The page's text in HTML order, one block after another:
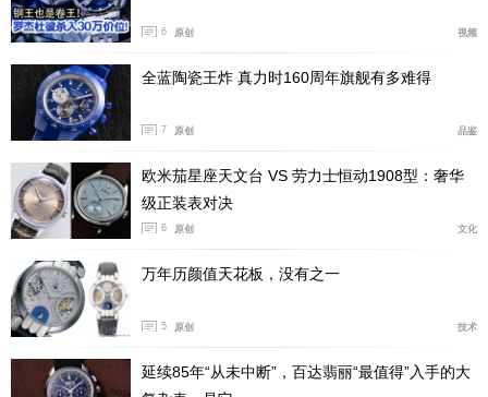
作为此次焕新的重要亮点，三款新作首次搭载高品质精
钢米兰编织链带，采用全面缎面拉丝与侧面抛光的双重工
艺处理，巧妙契合探索者风格，平衡经典韵味与现代质
感。渐缩式编织结构提供卓越的透气性与舒适度，可微调
6 原创 视频
全蓝陶瓷王炸 真力时160周年旗舰有多难得
7 原创 品鉴
欧米茄星座天文台 VS 劳力士恒动1908型：奢华
级正装表对决
6 原创 文化
万年历颜值天花板，没有之一
5 原创 技术
延续85年“从未中断”，百达翡丽“最值得”入手的大